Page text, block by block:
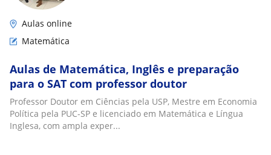
Aulas online
Matemática
Aulas de Matemática, Inglês e preparação
para o SAT com professor doutor
Professor Doutor em Ciências pela USP, Mestre em Economia
Política pela PUC-SP e licenciado em Matemática e Língua
Inglesa, com ampla exper...